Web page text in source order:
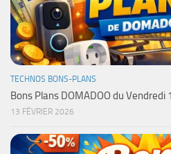
TECHNOS BONS-PLANS
Bons Plans DOMADOO du Vendredi
13 FÉVRIER 2026